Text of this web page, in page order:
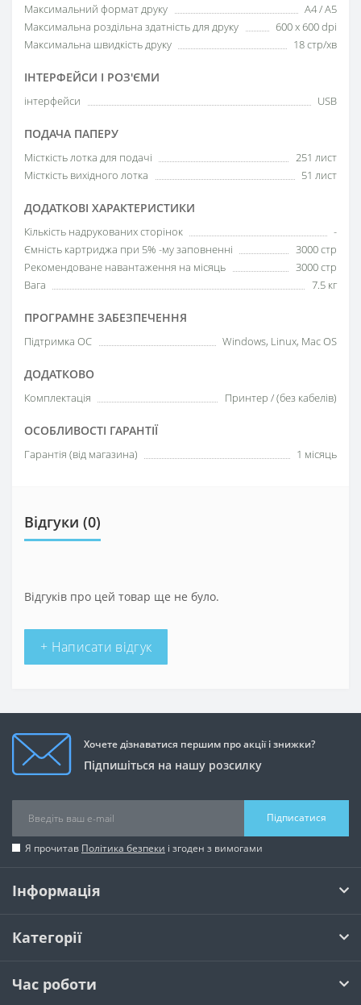
Максимальний формат друку
A4 / A5
Максимальна роздільна здатність для друку
600 x 600 dpi
Максимальна швидкість друку
18 стр/хв
ІНТЕРФЕЙСИ І РОЗ'ЄМИ
інтерфейси USB
ПОДАЧА ПАПЕРУ
Місткість лотка для подачі
251 лист
Місткість вихідного лотка
51 лист
ДОДАТКОВІ ХАРАКТЕРИСТИКИ
Кількість надрукованих сторінок
-
Ємність картриджа при 5% -му заповненні
3000 стр
Рекомендоване навантаження на місяць
3000 стр
Вага
7.5 кг
ПРОГРАМНЕ ЗАБЕЗПЕЧЕННЯ
Підтримка ОС Windows, Linux, Mac OS
ДОДАТКОВО
Комплектація Принтер / (без кабелів)
ОСОБЛИВОСТІ ГАРАНТІЇ
Гарантія (від магазина) 1 місяць
Відгуки (0)
Відгуків про цей товар ще не було.
+ Написати відгук
Хочете дізнаватися першим про акції і знижки?
Підпишіться на нашу розсилку
Підписатися
Я прочитав Політика безпеки і згоден з вимогами
Інформація
Категорії
Час роботи